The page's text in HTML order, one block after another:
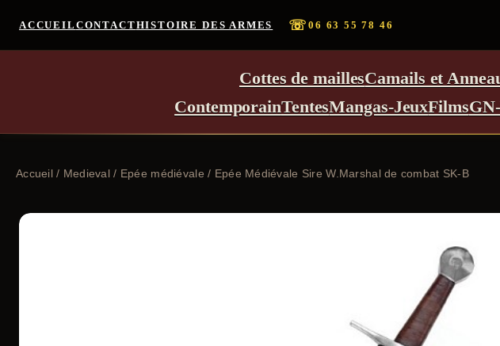
ACCUEIL CONTACTHISTOIRE DES ARMES ☏06 63 55 78 46
Cottes de maillesCamails et
ContemporainTentesMangas-JeuxFilms
Accueil/ Medieval / Epée médiévale / Epée Médiévale Sire W.Marshal de combat SK-B